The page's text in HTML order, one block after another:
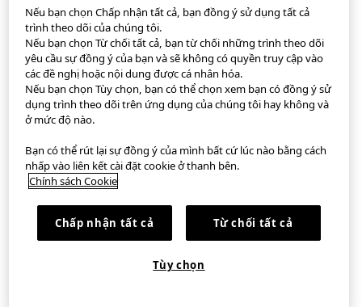
Điều khoản sử dụng
Chính sách về Quyền
Sơ đồ trang web
Liên hệ
Tổng quan công ty
©FAST RETAILING CO., LTD.
Nếu bạn chọn Chấp nhận tất cả, bạn đồng ý sử dụng tất cả
trình theo dõi của chúng tôi.
Nếu bạn chọn Từ chối tất cả, bạn từ chối những trình theo dõi
yêu cầu sự đồng ý của bạn và sẽ không có quyền truy cập vào
các đề nghị hoặc nội dung được cá nhân hóa.
Nếu bạn chọn Tùy chọn, bạn có thể chọn xem bạn có đồng ý sử
dụng trình theo dõi trên ứng dụng của chúng tôi hay không và
ở mức độ nào.
Bạn có thể rút lại sự đồng ý của mình bất cứ lúc nào bằng cách
nhấp vào liên kết cài đặt cookie ở thanh bên.
Chính sách Cookie
Chấp nhận tất cả Từ chối tất cả
Tùy chọn